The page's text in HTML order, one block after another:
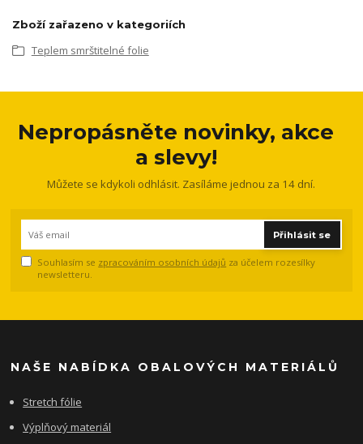
Zboží zařazeno v kategoriích
Teplem smrštitelné folie
Nepropásněte novinky, akce
a slevy!
Můžete se kdykoli odhlásit. Zasíláme jednou za 14 dní.
Přihlásit se
Souhlasím se zpracováním osobních údajů za účelem rozesílky
newsletteru.
NAŠE NABÍDKA OBALOVÝCH MATERIÁLŮ
Stretch fólie
Výplňový materiál